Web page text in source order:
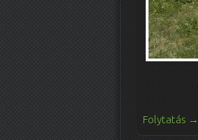
Folytatás →